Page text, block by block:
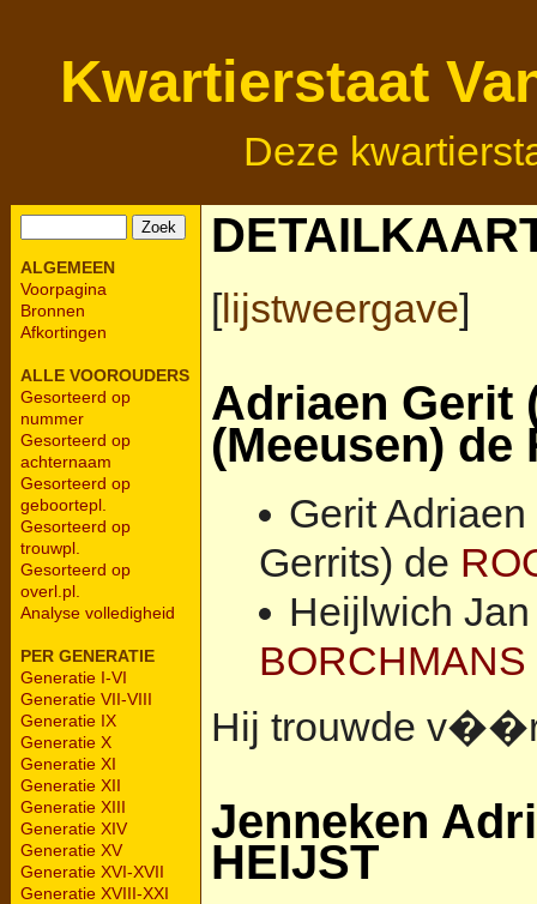
Kwartierstaat
Deze
ALGEMEEN
Voorpagina
Bronnen
Afkortingen
ALLE VOOROUDERS
Gesorteerd op
nummer
Gesorteerd op
achternaam
Gesorteerd op
geboortepl.
Gesorteerd op
trouwpl.
Gesorteerd op
overl.pl.
Analyse volledigheid
PER GENERATIE
Generatie I-VI
Generatie VII-VIII
Generatie IX
Generatie X
Generatie XI
Generatie XII
Generatie XIII
Generatie XIV
Generatie XV
Generatie XVI-XVII
Generatie XVIII-XXI
[lijstweergave]
Adriaen Gerit
(Meeusen) de
Gerit
Gerrits) de
Heijlwich
BORCHMANS
Hij trouwde
Jenneken
HEIJST